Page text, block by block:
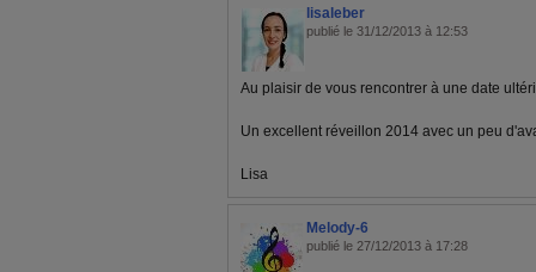
lisaleber
publié le 31/12/2013 à 12:53
Au plaisir de vous rencontrer à une date
Un excellent réveillon 2014 avec un peu
Lisa
Melody-6
publié le 27/12/2013 à 17:28